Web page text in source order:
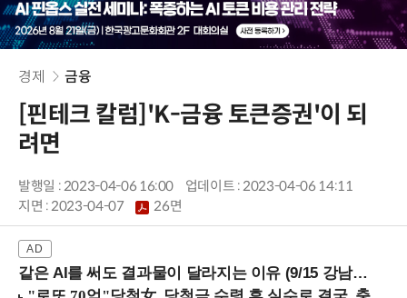
경제 금융
[핀테크 칼럼]'K-금융 토큰증권'이 되
려면
발행일 : 2023-04-06 16:00
업데이트 : 2023-04-06 14:11
지면 :2023-04-07 26면
같은 AI를 써도 결과물이 달라지는 이유 (9/15 강남역)